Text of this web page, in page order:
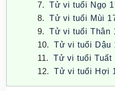
Tử vi tuổi Ngọ
Tử vi tuổi Mùi
Tử vi tuổi Thân
Tử vi tuổi Dậu
Tử vi tuổi Tuất
Tử vi tuổi Hợi